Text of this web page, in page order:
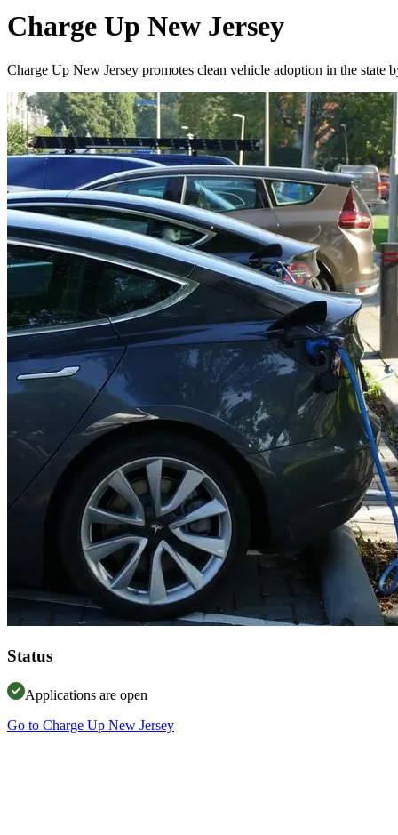
Charge Up New Jersey
Charge Up New Jersey promotes clean vehicle adoption in the state by offering incentives for the purchase or lease of a new, eligible
Status​​​​‌ ‍ ​‍​‍‌‍ ‌ ​‍‌‍‍‌‌‍‌ ‌‍‍‌‌‍ ‍​‍​‍​ ‍‍​‍​‍‌ ​ ‌‍​‌‌‍ ‍‌‍‍‌‌ ‌​‌ ‍‌​‍ ‍‌‍‍‌‌‍ ​‍​‍​‍ ​​‍​‍‌‍‍​‌ ​‍‌‍‌‌‌‍‌‍​‍​‍​ ‍‍​‍​‍‌‍‍​‌ ‌​‌ ‌​‌ ​​​ ‍‍​‍ ​‍ ‌‍ ​‌‍ ‌‍​ ‌‍​‌‌‍ ​‌‍‍​‌‍ ‌ ​ ‌ ‌​​ ‍‍​ ​ ​ ​ ​ ​ ​ ​ ​‍ ‌‍‍‌‌‍ ‍‌ ‌​‌‍‌‌‌‍ ‍‌ ‌​​‍ ‌‍‌‌‌‍‌​‌‍‍‌‌ ‌​​‍ ‌‍ ‌‌‍ ‌‍‌​‌‍‌‌​ ‌‌ ​​‌ ​‍‌‍‌‌‌ ​ ‌‍‌‌‌‍ ‍‌ ‌​‌‍​‌‌ ‌​‌‍‍‌‌‍ ‌‍ ‍​ ‍ ‌‍‍‌‌‍‌​​ ‌​ ‍‌‌‍‌‍‌‍​‌​ ​​​ ​‌‌‍‌‍​ ‍​‌‍​‌​‍ ‌‌‍​‍​ ‍‌‌‍​ ‌‍​‌​‍ ‌​ ‌​‌‍​‍​ ​​​ ‌​​‍ ‌‌‍​‍​ ‌‌​ ​‍​ ​‍​‍ ‌​ ‍​​ ‍​​ ‍‌‌‍​‍​ ​‌​ ‌ ​ ​​​ ‍​‌‍​‌​ ‌‍​ ‌ ‌‍​‍​ ‍ ‌ ‌​‌ ‍‌‌ ​​‌‍‌‌​ ‌‌ ​​‌ ​‍‌‍ ‌‍‌ ‌ ​‍‌‍​‌‌‍ ‌​ ‍ ‌ ​​‌‍​‌‌ ‌​‌‍‍​​ ‌‌ ​ ‌ ‌​‌‍​‌‌ ‌​‌ ‌‌‌ ​ ​‍ ‍‌‍‍​‌‍‌‌‌‍​‌‌‍‌​‌‍‍‌‌‍ ‍‌‍‌ ​ ‌‍​‍‌‍​‌‌ ​ ‌‍‌‌‌‌‌‌‌ ​‍‌‍ ​​ ‌‌‍‍​‌ ‌​‌ ‌​‌ ​​​‍‌‌​ ​ ‌​​‌​‍‌‌​ ​‍‌​‌‍​‍‌‌​ ​‍‌​‌‍‌‍ ​‌‍ ‌‍​ ‌‍​‌‌‍ ​‌‍‍​‌‍ ‌ ​ ‌ ‌​​‍‌‌​ ​ ‌​​‌​ ​ ​ ​ ​ ​ ​ ​ ​‍‌‍‌‍‍‌‌‍‌​​ ‌​ ‍‌‌‍‌‍‌‍​‌​ ​​​ ​‌‌‍‌‍​ ‍​‌‍​‌​‍ ‌‌‍​‍​ ‍‌‌‍​ ‌‍​‌​‍ ‌​ ‌​‌‍​‍​ ​​​ ‌​​‍ ‌‌‍​‍​ ‌‌​ ​‍​ ​‍​‍ ‌​ ‍​​ ‍​​ ‍‌‌‍​‍​ ​‌​ ‌ ​ ​​​ ‍​‌‍​‌​ ‌‍​ ‌ ‌‍​‍​‍‌‍‌ ‌​‌ ‍‌‌ ​​‌‍‌‌​ ‌‌ ​​‌ ​‍‌‍ ‌‍‌ ‌ ​‍‌‍​‌‌‍ ‌​‍‌‍‌ ​​‌‍​‌‌ ‌​‌‍‍​​ ‌‌ ​ ‌ ‌​‌‍​‌‌ ‌​‌ ‌‌‌ ​ ​‍ ‍‌‍‍​‌‍‌‌‌‍​‌‌‍‌​‌‍‍‌‌‍ ‍‌‍‌ ​‍‌‍‌ ​​‌‍‌‌‌ ​‍‌ ​ ‌ ​​‌‍‌‌‌‍​ ‌ ‌​‌‍‍‌‌ ‌‍‌‍‌‌​ ‌‌ ​​‌ ‌‌‌‍​‍‌‍ ​‌‍‍‌‌ ​ ‌‍‍​‌‍‌‌‌‍‌​​‍​‍‌ ‌
Applications are open​​​​‌ ‍ ​‍​‍‌‍ ‌ ​‍‌‍‍‌‌‍‌ ‌‍‍‌‌‍ ‍​‍​‍​ ‍‍​‍​‍‌ ​ ‌‍​‌‌‍ ‍‌‍‍‌‌ ‌​‌ ‍‌​‍ ‍‌‍‍‌‌‍ ​‍​‍​‍ ​​‍​‍‌‍‍​‌ ​‍‌‍‌‌‌‍‌‍​‍​‍​ ‍‍​‍​‍‌‍‍​‌ ‌​‌ ‌​‌ ​​​ ‍‍​‍ ​‍ ‌‍ ​‌‍ ‌‍​ ‌‍​‌‌‍ ​‌‍‍​‌‍ ‌ ​ ‌ ‌​​ ‍‍​ ​ ​ ​ ​ ​ ​ ​ ​‍ ‌‍‍‌‌‍ ‍‌ ‌​‌‍‌‌‌‍ ‍‌ ‌​​‍ ‌‍‌‌‌‍‌​‌‍‍‌‌ ‌​​‍ ‌‍ ‌‌‍ ‌‍‌​‌‍‌‌​ ‌‌ ​​‌ ​‍‌‍‌‌‌ ​ ‌‍‌‌‌‍ ‍‌ ‌​‌‍​‌‌ ‌​‌‍‍‌‌‍ ‌‍ ‍​ ‍ ‌‍‍‌‌‍‌​​ ‌​ ‍‌​ ​​‌‍​ ​ ‌​‌‍​‍​ ‍‌‌‍​‌​ ‌ ​‍ ‌​ ‍​​ ‍​​ ​‌‌‍‌​​‍ ‌​ ‌​​ ​‍​ ​​​ ‍‌​‍ ‌​ ‍​‌‍​‍​ ‌‌‌‍​‍​‍ ‌‌‍‌‍​ ​‌​ ​ ‌‍‌‌​ ‌‍‌‍​ ‌‍‌‍​ ‌ ​ ‍‌‌‍‌‌​ ​ ‌‍​ ​ ‍ ‌ ‌​‌ ‍‌‌ ​​‌‍‌‌​ ‌‌ ​​‌ ​‍‌‍ ‌‍‌ ‌ ​‍‌‍​‌‌‍ ‌‌‌​ ‌ ‌​‌‍​‌‌ ‌​‌ ‌‌‌ ​ ​ ‍ ‌ ​​‌‍​‌‌ ‌​‌‍‍​​ ‌‌ ‌​‌‍‍‌‌ ‌​‌‍ ​‌‍‌‌​ ‌‍​‍‌‍​‌‌ ​ ‌‍‌‌‌‌‌‌‌ ​‍‌‍ ​​ ‌‌‍‍​‌ ‌​‌ ‌​‌ ​​​‍‌‌​ ​ ‌​​‌​‍‌‌​ ​‍‌​‌‍​‍‌‌​ ​‍‌​‌‍‌‍ ​‌‍ ‌‍​ ‌‍​‌‌‍ ​‌‍‍​‌‍ ‌ ​ ‌ ‌​​‍‌‌​ ​ ‌​​‌​ ​ ​ ​ ​ ​ ​ ​ ​‍‌‍‌‍‍‌‌‍‌​​ ‌​ ‍‌​ ​​‌‍​ ​ ‌​‌‍​‍​ ‍‌‌‍​‌​ ‌ ​‍ ‌​ ‍​​ ‍​​ ​‌‌‍‌​​‍ ‌​ ‌​​ ​‍​ ​​​ ‍‌​‍ ‌​ ‍​‌‍​‍​ ‌‌‌‍​‍​‍ ‌‌‍‌‍​ ​‌​ ​ ‌‍‌‌​ ‌‍‌‍​ ‌‍‌‍​ ‌ ​ ‍‌‌‍‌‌​ ​ ‌‍​ ​‍‌‍‌ ‌​‌ ‍‌‌ ​​‌‍‌‌​ ‌‌ ​​‌ ​‍‌‍ ‌‍‌ ‌ ​‍‌‍​‌‌‍ ‌‌‌​ ‌ ‌​‌‍​‌‌ ‌​‌ ‌‌‌ ​ ​‍‌‍‌ ​​‌‍​‌‌ ‌​‌‍‍​​ ‌‌ ‌​‌‍‍‌‌ ‌​‌‍ ​‌‍‌‌​‍‌‍‌ ​​‌‍‌‌‌ ​‍‌ ​ ‌ ​​‌‍‌‌‌‍​ ‌ ‌​‌‍‍‌‌ ‌‍‌‍‌‌​ ‌‌ ​​‌ ‌‌‌‍​‍‌‍ ​‌‍‍‌‌ ​ ‌‍‍​‌‍‌‌‌‍‌​​‍​‍‌ ‌
Go to Charge Up New Jersey​​​​‌ ‍ ​‍​‍‌‍ ‌ ​‍‌‍‍‌‌‍‌ ‌‍‍‌‌‍ ‍​‍​‍​ ‍‍​‍​‍‌ ​ ‌‍​‌‌‍ ‍‌‍‍‌‌ ‌​‌ ‍‌​‍ ‍‌‍‍‌‌‍ ​‍​‍​‍ ​​‍​‍‌‍‍​‌ ​‍‌‍‌‌‌‍‌‍​‍​‍​ ‍‍​‍​‍‌‍‍​‌ ‌​‌ ‌​‌ ​​​ ‍‍​‍ ​‍ ‌‍ ​‌‍ ‌‍​ ‌‍​‌‌‍ ​‌‍‍​‌‍ ‌ ​ ‌ ‌​​ ‍‍​ ​ ​ ​ ​ ​ ​ ​ ​‍ ‌‍‍‌‌‍ ‍‌ ‌​‌‍‌‌‌‍ ‍‌ ‌​​‍ ‌‍‌‌‌‍‌​‌‍‍‌‌ ‌​​‍ ‌‍ ‌‌‍ ‌‍‌​‌‍‌‌​ ‌‌ ​​‌ ​‍‌‍‌‌‌ ​ ‌‍‌‌‌‍ ‍‌ ‌​‌‍​‌‌ ‌​‌‍‍‌‌‍ ‌‍ ‍​ ‍ ‌‍‍‌‌‍‌​​ ‌​ ‍‌‌‍‌‍‌‍​‌​ ​​​ ​‌‌‍‌‍​ ‍​‌‍​‌​‍ ‌‌‍​‍​ ‍‌‌‍​ ‌‍​‌​‍ ‌​ ‌​‌‍​‍​ ​​​ ‌​​‍ ‌‌‍​‍​ ‌‌​ ​‍​ ​‍​‍ ‌​ ‍​​ ‍​​ ‍‌‌‍​‍​ ​‌​ ‌ ​ ​​​ ‍​‌‍​‌​ ‌‍​ ‌ ‌‍​‍​ ‍ ‌ ‌​‌ ‍‌‌ ​​‌‍‌‌​ ‌‌ ​​‌ ​‍‌‍ ‌‍‌ ‌ ​‍‌‍​‌‌‍ ‌​ ‍ ‌ ​​‌‍​‌‌ ‌​‌‍‍​​ ‌‌ ​ ‌ ‌​‌‍​‌‌ ‌​‌ ‌‌‌ ​ ​‍ ‍‌‍​ ‌ ‌​‌‍​‌​‍ ‍‌ ‌​‌‍‌‌‌ ‍​‌ ‌​​ ‌‍​‍‌‍​‌‌ ​ ‌‍‌‌‌‌‌‌‌ ​‍‌‍ ​​ ‌‌‍‍​‌ ‌​‌ ‌​‌ ​​​‍‌‌​ ​ ‌​​‌​‍‌‌​ ​‍‌​‌‍​‍‌‌​ ​‍‌​‌‍‌‍ ​‌‍ ‌‍​ ‌‍​‌‌‍ ​‌‍‍​‌‍ ‌ ​ ‌ ‌​​‍‌‌​ ​ ‌​​‌​ ​ ​ ​ ​ ​ ​ ​ ​‍‌‍‌‍‍‌‌‍‌​​ ‌​ ‍‌‌‍‌‍‌‍​‌​ ​​​ ​‌‌‍‌‍​ ‍​‌‍​‌​‍ ‌‌‍​‍​ ‍‌‌‍​ ‌‍​‌​‍ ‌​ ‌​‌‍​‍​ ​​​ ‌​​‍ ‌‌‍​‍​ ‌‌​ ​‍​ ​‍​‍ ‌​ ‍​​ ‍​​ ‍‌‌‍​‍​ ​‌​ ‌ ​ ​​​ ‍​‌‍​‌​ ‌‍​ ‌ ‌‍​‍​‍‌‍‌ ‌​‌ ‍‌‌ ​​‌‍‌‌​ ‌‌ ​​‌ ​‍‌‍ ‌‍‌ ‌ ​‍‌‍​‌‌‍ ‌​‍‌‍‌ ​​‌‍​‌‌ ‌​‌‍‍​​ ‌‌ ​ ‌ ‌​‌‍​‌‌ ‌​‌ ‌‌‌ ​ ​‍ ‍‌‍​ ‌ ‌​‌‍​‌​‍ ‍‌ ‌​‌‍‌‌‌ ‍​‌ ‌​​‍‌‍‌ ​​‌‍‌‌‌ ​‍‌ ​ ‌ ​​‌‍‌‌‌‍​ ‌ ‌​‌‍‍‌‌ ‌‍‌‍‌‌​ ‌‌ ​​‌ ‌‌‌‍​‍‌‍ ​‌‍‍‌‌ ​ ‌‍‍​‌‍‌‌‌‍‌​​‍​‍‌ ‌